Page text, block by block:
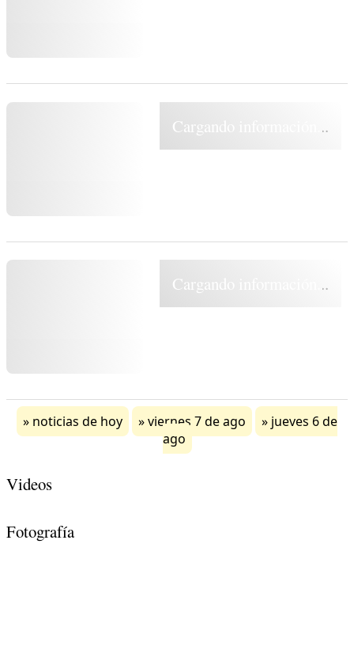
Cargando información...
Cargando información...
noticias de hoy viernes 7 de ago
jueves 6 de
ago
Videos
Fotografía